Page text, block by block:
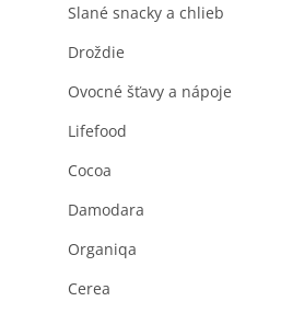
Slané snacky a chlieb
Droždie
Ovocné šťavy a nápoje
Lifefood
Cocoa
Damodara
Organiqa
Cerea